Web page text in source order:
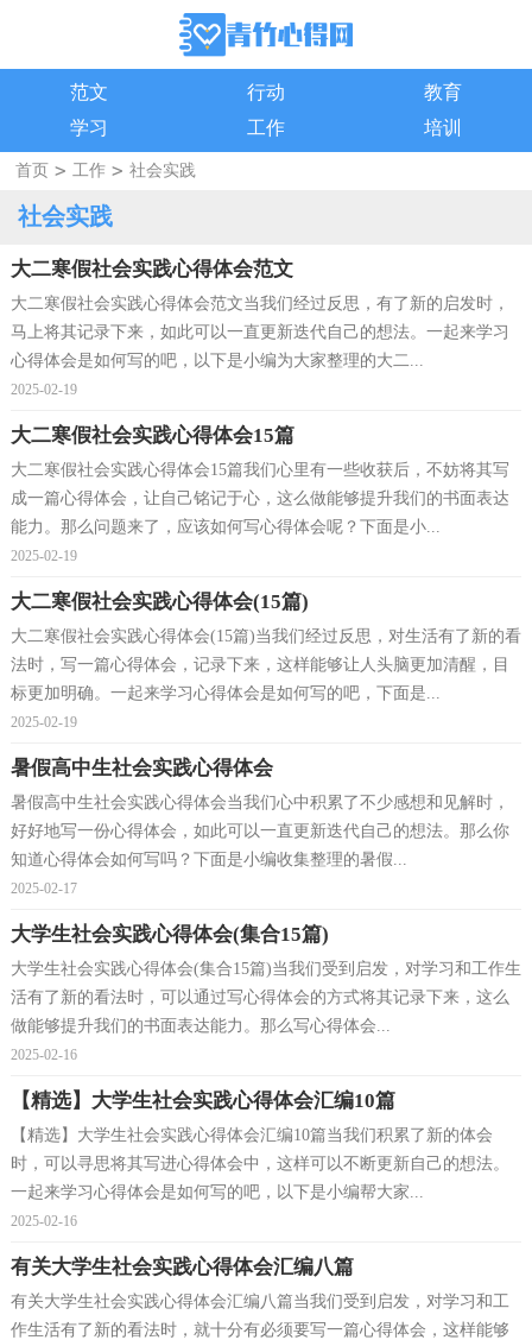
范文 行动
教育
学习
工作 培训
首页 > 工作 > 社会实践
社会实践
大二寒假社会实践心得体会范文
大二寒假社会实践心得体会范文当我们经过反思，有了新的启发时，
马上将其记录下来，如此可以一直更新迭代自己的想法。一起来学习
心得体会是如何写的吧，以下是小编为大家整理的大二...
2025-02-19
大二寒假社会实践心得体会15篇
大二寒假社会实践心得体会15篇我们心里有一些收获后，不妨将其写
成一篇心得体会，让自己铭记于心，这么做能够提升我们的书面表达
能力。那么问题来了，应该如何写心得体会呢？下面是小...
2025-02-19
大二寒假社会实践心得体会(15篇)
大二寒假社会实践心得体会(15篇)当我们经过反思，对生活有了新的看
法时，写一篇心得体会，记录下来，这样能够让人头脑更加清醒，目
标更加明确。一起来学习心得体会是如何写的吧，下面是...
2025-02-19
暑假高中生社会实践心得体会
暑假高中生社会实践心得体会当我们心中积累了不少感想和见解时，
好好地写一份心得体会，如此可以一直更新迭代自己的想法。那么你
知道心得体会如何写吗？下面是小编收集整理的暑假...
2025-02-17
大学生社会实践心得体会(集合15篇)
大学生社会实践心得体会(集合15篇)当我们受到启发，对学习和工作生
活有了新的看法时，可以通过写心得体会的方式将其记录下来，这么
做能够提升我们的书面表达能力。那么写心得体会...
2025-02-16
【精选】大学生社会实践心得体会汇编10篇
【精选】大学生社会实践心得体会汇编10篇当我们积累了新的体会
时，可以寻思将其写进心得体会中，这样可以不断更新自己的想法。
一起来学习心得体会是如何写的吧，以下是小编帮大家...
2025-02-16
有关大学生社会实践心得体会汇编八篇
有关大学生社会实践心得体会汇编八篇当我们受到启发，对学习和工
作生活有了新的看法时，就十分有必须要写一篇心得体会，这样能够